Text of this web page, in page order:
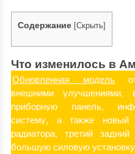
Содержание [Скрыть]
Что изменилось в
Обновленная модель
внешними улучшениями,
приборную панель,
систему, а также новый
радиатора, третий
большую силовую